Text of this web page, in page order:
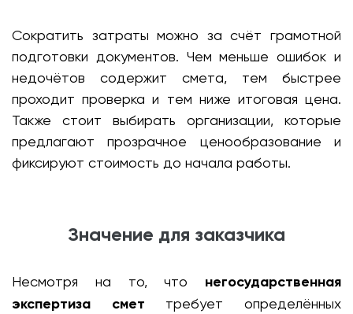
Сократить затраты можно за счёт грамотной
подготовки документов. Чем меньше ошибок и
недочётов содержит смета, тем быстрее
проходит проверка и тем ниже итоговая цена.
Также стоит выбирать организации, которые
предлагают прозрачное ценообразование и
фиксируют стоимость до начала работы.
Значение для заказчика
Несмотря на то, что негосударственная
экспертиза смет требует определённых